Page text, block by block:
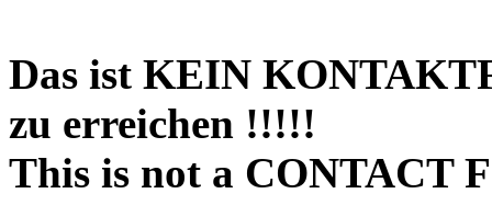
Das ist KEIN
zu erreichen !!!!!
This is not a CONTACT